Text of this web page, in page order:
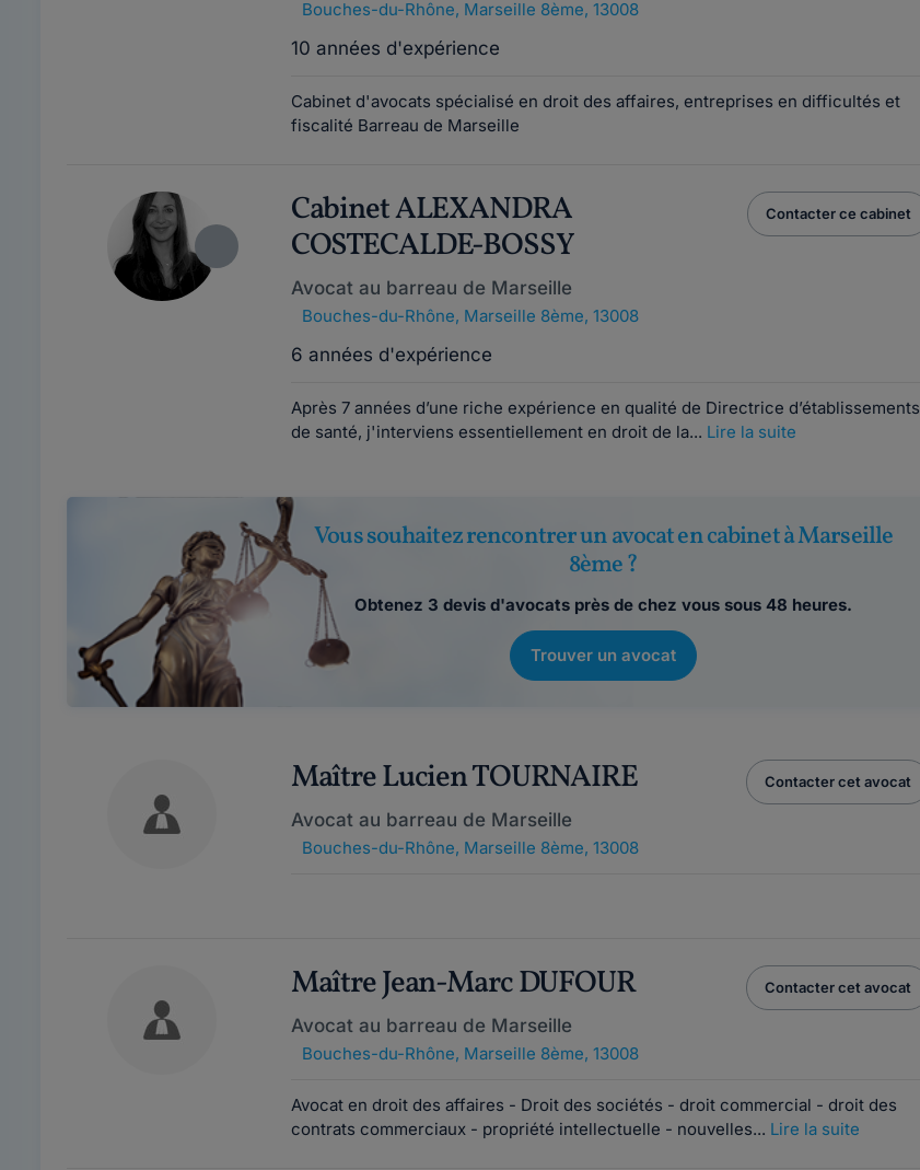
Bouches-du-Rhône, Marseille 8ème, 13008
10 années d'expérience
Cabinet d'avocats spécialisé en droit des affaires, entreprises en difficultés et
fiscalité Barreau de Marseille
Cabinet ALEXANDRA
COSTECALDE-BOSSY
Avocat au barreau de Marseille
Bouches-du-Rhône, Marseille 8ème, 13008
6 années d'expérience
Contacter ce cabinet
Après 7 années d’une riche expérience en qualité de Directrice d’établissements
de santé, j'interviens essentiellement en droit de la... Lire la suite
Vous souhaitez rencontrer un avocat en cabinet à Marseille
8ème ?
Obtenez 3 devis d'avocats près de chez vous sous 48 heures.
Trouver un avocat
Maître Lucien TOURNAIRE
Avocat au barreau de Marseille
Bouches-du-Rhône, Marseille 8ème, 13008
Contacter cet avocat
Maître Jean-Marc DUFOUR
Avocat au barreau de Marseille
Bouches-du-Rhône, Marseille 8ème, 13008
Contacter cet avocat
Avocat en droit des affaires - Droit des sociétés - droit commercial - droit des
contrats commerciaux - propriété intellectuelle - nouvelles... Lire la suite